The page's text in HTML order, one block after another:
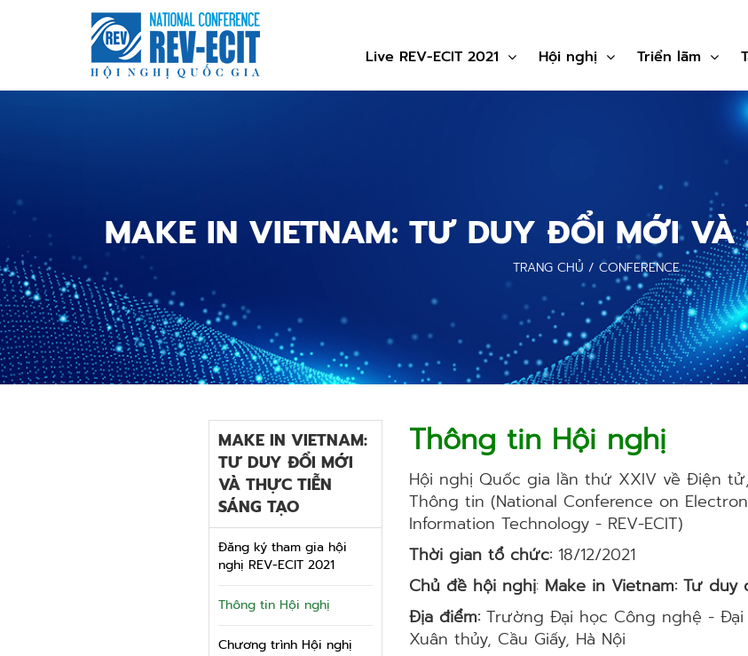
Live REV-ECIT 2021 Hội nghị Triển lãm
MAKE IN VIETNAM: TƯ DUY ĐỔI MỚI VÀ
TRANG CHỦ / CONFERENCE
MAKE IN VIETNAM:
TƯ DUY ĐỔI MỚI
VÀ THỰC TIỄN
SÁNG TẠO
Đăng ký tham gia hội
nghị REV-ECIT 2021
Thông tin Hội nghị
Chương trình Hội nghị
Thông tin Hội nghị
Hội nghị Quốc gia lần thứ XXIV về Điện
Thông tin (National Conference on
Information Technology - REV-ECIT)
Thời gian tổ chức:18/12/2021
Chủ đề hội nghị: Make in Vietnam: Tư
Địa điểm:Trường Đại học Công nghệ - Đại
Xuân thủy, Cầu Giấy, Hà Nội